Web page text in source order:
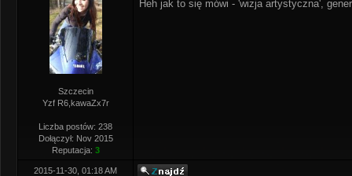
Szczecin
Yzf R6,kawaZx7r
Liczba postów: 238
Dołączył: Nov 2015
Reputacja: 3
Heh jak to się mówi - 'wizja artystyczna',
2015-11-30, 01:18 AM